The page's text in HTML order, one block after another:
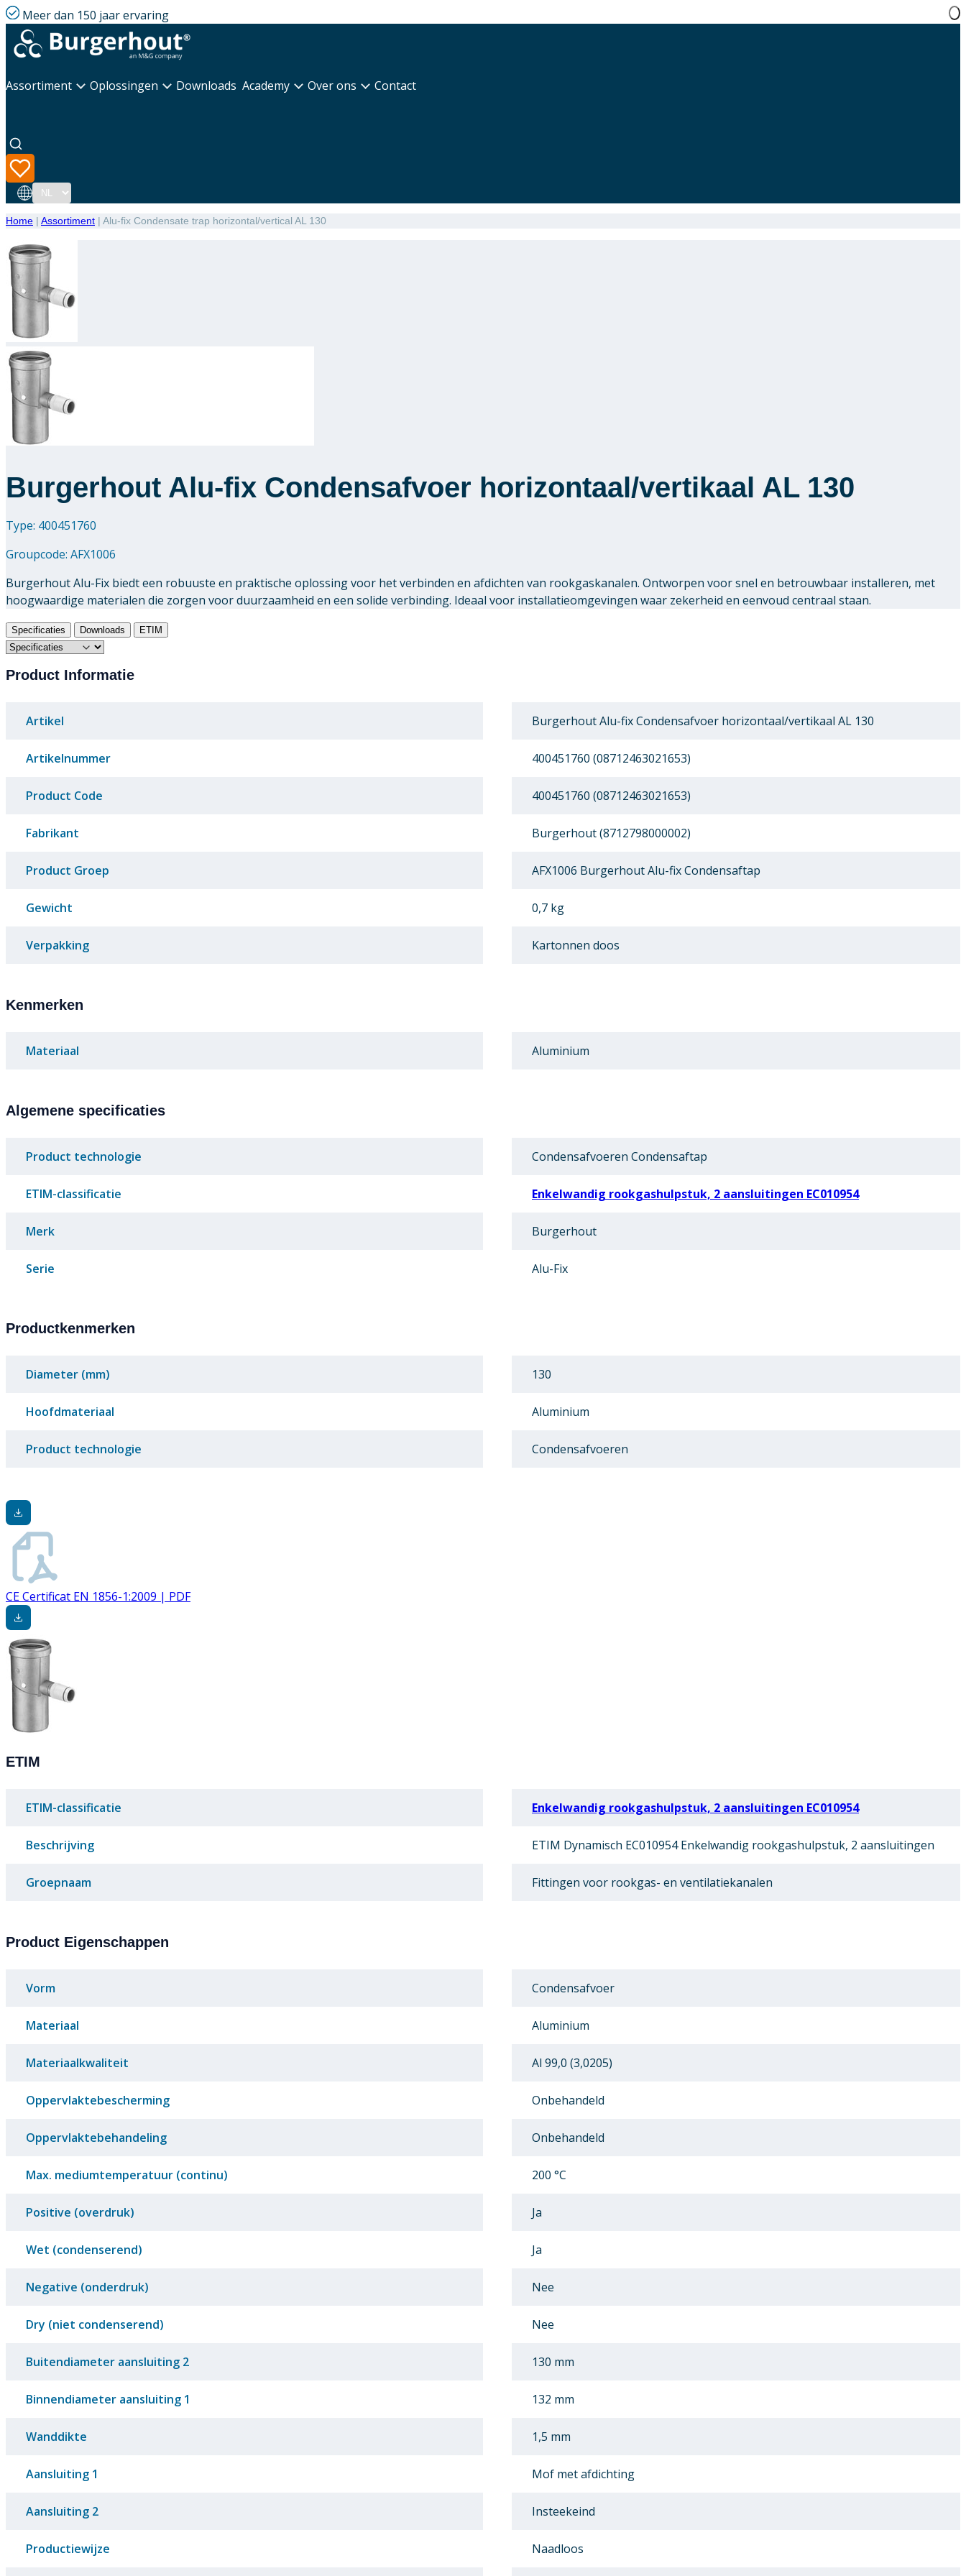
Meer dan 150 jaar ervaring
Assortiment Oplossingen Downloads Academy Over ons Contact
Taal
Home | Assortiment | Alu-fix Condensate trap horizontal/vertical AL 130
Burgerhout Alu-fix Condensafvoer horizontaal/vertikaal AL 130
Type: 400451760
Groupcode: AFX1006
Burgerhout Alu-Fix biedt een robuuste en praktische oplossing voor het verbinden en afdichten van rookgaskanalen. Ontworpen voor snel en betrouwbaar installeren, met
hoogwaardige materialen die zorgen voor duurzaamheid en een solide verbinding. Ideaal voor installatieomgevingen waar zekerheid en eenvoud centraal staan.
Specificaties Downloads ETIM
Product Informatie
Artikel Burgerhout Alu-fix Condensafvoer horizontaal/vertikaal AL 130
Artikelnummer 400451760 (08712463021653)
Product Code 400451760 (08712463021653)
Fabrikant Burgerhout (8712798000002)
Product Groep AFX1006 Burgerhout Alu-fix Condensaftap
Gewicht 0,7 kg
Verpakking Kartonnen doos
Kenmerken
Materiaal Aluminium
Algemene specificaties
Product technologie Condensafvoeren Condensaftap
ETIM-classificatie Enkelwandig rookgashulpstuk, 2 aansluitingen EC010954
Merk Burgerhout
Serie Alu-Fix
Productkenmerken
Diameter (mm) 130
Hoofdmateriaal Aluminium
Product technologie Condensafvoeren
CE Certificat EN 1856-1:2009 | PDF
ETIM
ETIM-classificatie Enkelwandig rookgashulpstuk, 2 aansluitingen EC010954
Beschrijving ETIM Dynamisch EC010954 Enkelwandig rookgashulpstuk, 2 aansluitingen
Groepnaam Fittingen voor rookgas- en ventilatiekanalen
Product Eigenschappen
Vorm Condensafvoer
Materiaal Aluminium
Materiaalkwaliteit Al 99,0 (3,0205)
Oppervlaktebescherming Onbehandeld
Oppervlaktebehandeling Onbehandeld
Max. mediumtemperatuur (continu) 200 °C
Positive (overdruk) Ja
Wet (condenserend) Ja
Negative (onderdruk) Nee
Dry (niet condenserend) Nee
Buitendiameter aansluiting 2 130 mm
Binnendiameter aansluiting 1 132 mm
Wanddikte 1,5 mm
Aansluiting 1 Mof met afdichting
Aansluiting 2 Insteekeind
Productiewijze Naadloos